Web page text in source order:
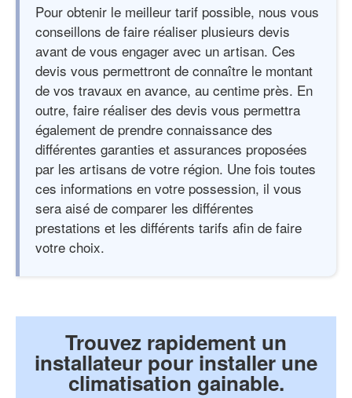
Pour obtenir le meilleur tarif possible, nous vous
conseillons de faire réaliser plusieurs devis
avant de vous engager avec un artisan. Ces
devis vous permettront de connaître le montant
de vos travaux en avance, au centime près. En
outre, faire réaliser des devis vous permettra
également de prendre connaissance des
différentes garanties et assurances proposées
par les artisans de votre région. Une fois toutes
ces informations en votre possession, il vous
sera aisé de comparer les différentes
prestations et les différents tarifs afin de faire
votre choix.
Trouvez rapidement un
installateur pour installer une
climatisation gainable.